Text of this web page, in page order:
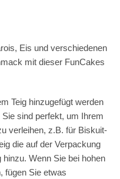
Eis und verschiedenen
mit dieser FunCakes
Teig hinzugefügt werden
sind perfekt, um Ihrem
verleihen, z.B. für Biskuit-
die auf der Verpackung
Wenn Sie bei hohen
fügen Sie etwas